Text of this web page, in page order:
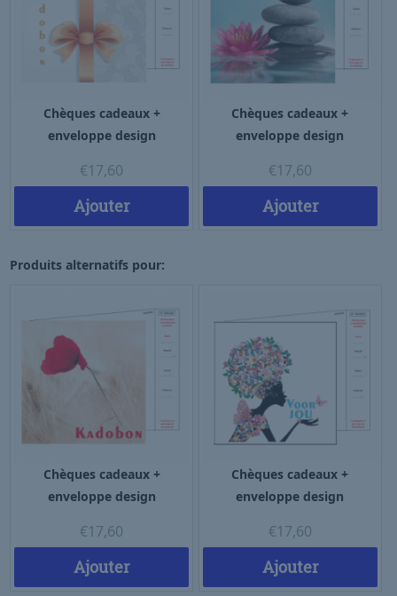
Chèques cadeaux +
enveloppe design
€17,60
Ajouter
Chèques cadeaux +
enveloppe design
€17,60
Ajouter
Produits alternatifs pour:
Chèques cadeaux +
enveloppe design
€17,60
Ajouter
Chèques cadeaux +
enveloppe design
€17,60
Ajouter